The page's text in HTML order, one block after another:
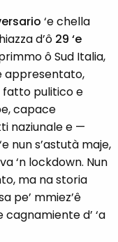
‘e chella
d’ô 29 ‘e
primmo ô Sud Italia,
appresentato,
fatto pulitico e
capace
naziunale e —
nun s’astutà maje,
‘n lockdown. Nun
ma na storia
pe’ mmiez’ê
cagnamiente d’ ‘a